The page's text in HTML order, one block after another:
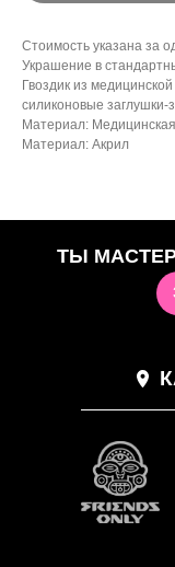
Стоимость указана за
Украшение в
Гвоздик из
силиконовые заглушки-
Материал:
Материал: Акрил
ТЫ